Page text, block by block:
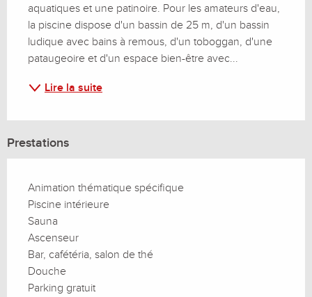
aquatiques et une patinoire. Pour les amateurs d'eau,
la piscine dispose d'un bassin de 25 m, d'un bassin
ludique avec bains à remous, d'un toboggan, d'une
pataugeoire et d'un espace bien-être avec...
Lire la suite
Prestations
Animation thématique spécifique
Piscine intérieure
Sauna
Ascenseur
Bar, cafétéria, salon de thé
Douche
Parking gratuit